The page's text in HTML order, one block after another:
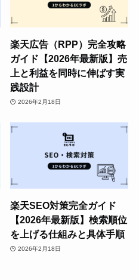
楽天広告（RPP）完全攻略
ガイド【2026年最新版】売
上と利益を同時に伸ばす実
践設計
2026年2月18日
楽天SEO対策完全ガイド
【2026年最新版】検索順位
を上げる仕組みと具体手順
2026年2月18日